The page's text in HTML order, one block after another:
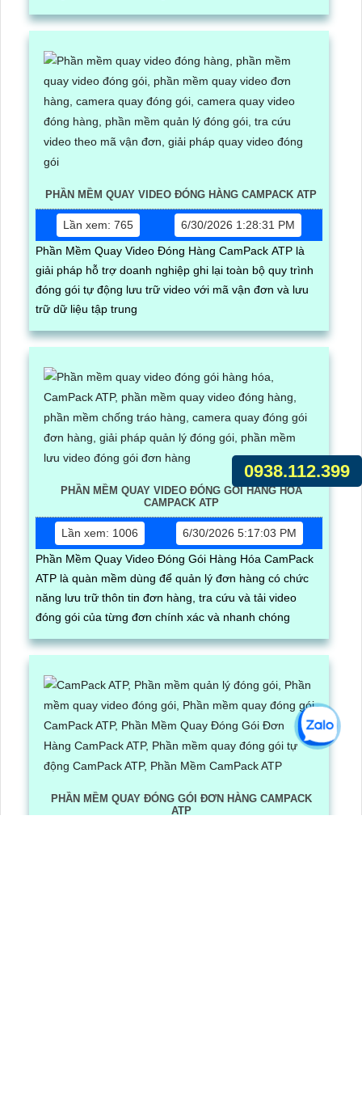
PHẦN MỀM QUAY VIDEO ĐÓNG HÀNG CAMPACK ATP
Lần xem: 765
6/30/2026 1:28:31 PM
Phần Mềm Quay Video Đóng Hàng CamPack ATP là
giải pháp hỗ trợ doanh nghiệp ghi lại toàn bộ quy trình
đóng gói tự động lưu trữ video với mã vận đơn và lưu
trữ dữ liệu tập trung
PHẦN MỀM QUAY VIDEO ĐÓNG GÓI HÀNG HÓA
CAMPACK ATP
Lần xem: 1006
6/30/2026 5:17:03 PM
Phần Mềm Quay Video Đóng Gói Hàng Hóa CamPack
ATP là quàn mềm dùng để quản lý đơn hàng có chức
năng lưu trữ thôn tin đơn hàng, tra cứu và tải video
đóng gói của từng đơn chính xác và nhanh chóng
PHẦN MỀM QUAY ĐÓNG GÓI ĐƠN HÀNG CAMPACK
ATP
0938.112.399